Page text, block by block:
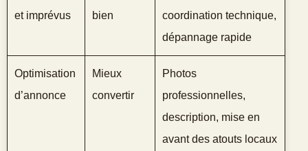
et imprévus
bien
coordination technique,
dépannage rapide
Optimisation
d’annonce
Mieux
convertir
Photos
professionnelles,
description, mise en
avant des atouts locaux